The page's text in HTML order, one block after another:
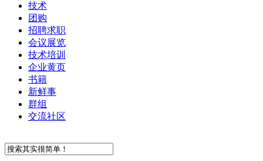
技术
团购
招聘求职
会议展览
技术培训
企业黄页
书籍
新鲜事
群组
交流社区